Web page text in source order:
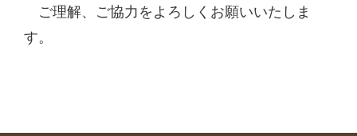
ご理解、ご協力をよろしくお願いいたしま
す。